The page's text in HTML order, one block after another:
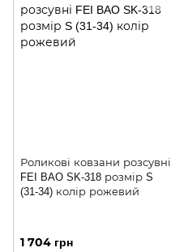
Роликові ковзани розсувні
FEI BAO SK-318 розмір S
(31-34) колір рожевий
1 704 грн